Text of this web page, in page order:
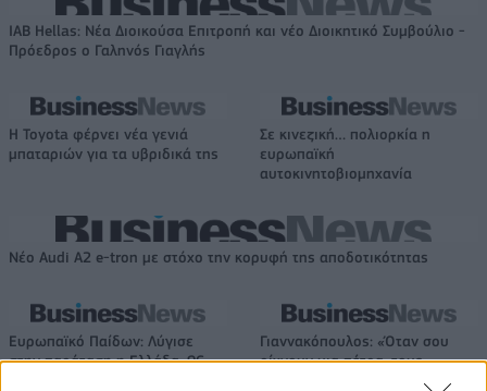
IAB Hellas: Νέα Διοικούσα Επιτροπή και νέο Διοικητικό Συμβούλιο -
Πρόεδρος ο Γαληνός Γιαγλής
Η Toyota φέρνει νέα γενιά
μπαταριών για τα υβριδικά της
Σε κινεζική… πολιορκία η
ευρωπαϊκή
αυτοκινητοβιομηχανία
Νέο Audi A2 e-tron με στόχο την κορυφή της αποδοτικότητας
Ευρωπαϊκό Παίδων: Λύγισε
στην παράταση η Ελλάδα, 96-
Γιαννακόπουλος: «Όταν σου
ρίχνουν μια πέτρα, τους